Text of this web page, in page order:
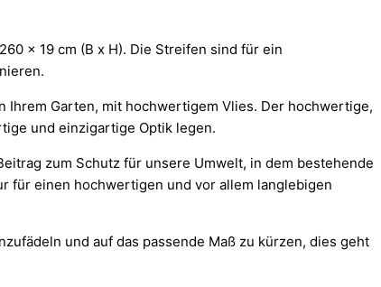
x 19 cm (B x H). Die Streifen sind für ein
Ihrem Garten, mit hochwertigem Vlies. Der hochwertige,
und einzigartige Optik legen.
zum Schutz für unsere Umwelt, in dem bestehende
für einen hochwertigen und vor allem langlebigen
und auf das passende Maß zu kürzen, dies geht